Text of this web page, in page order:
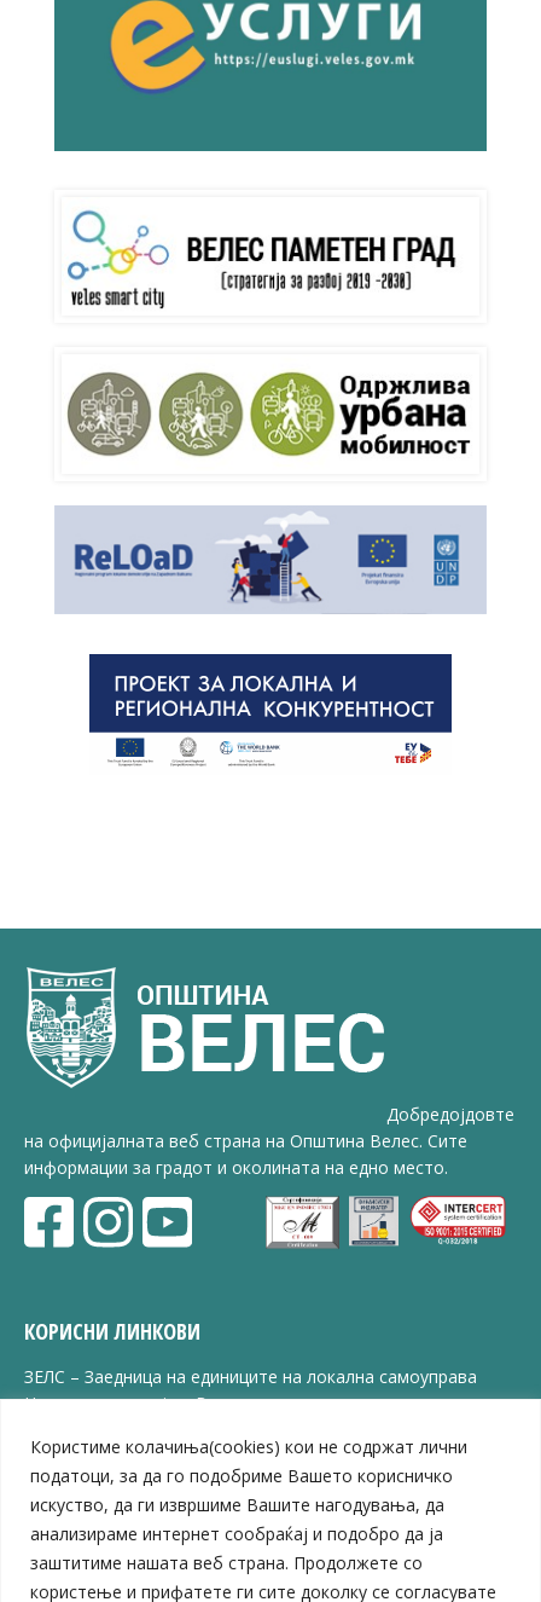
Користиме колачиња(cookies) кои не содржат лични
податоци, за да го подобриме Вашето корисничко
искуство, да ги извршиме Вашите нагодувања, да
анализираме интернет сообраќај и подобро да ја
заштитиме нашата веб страна. Продолжете со
користење и прифатете ги сите доколку се согласувате
Добредојдовте
на официјалната веб страна на Општина Велес. Сите
информации за градот и околината на едно место.
КОРИСНИ ЛИНКОВИ
ЗЕЛС – Заедница на единиците на локална самоуправа
Центар за развој на Вардарски плански регион
ЈПССО „Парк – спорт и паркинзи“
ЛБ „Гоце Делчев“
ЛУ „Народен Музеј“
Влада на Република Северна Македонија
Собрание на Република Северна Македонија
Министерство за финансии